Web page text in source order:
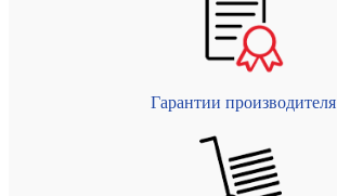
Гарантии производителя